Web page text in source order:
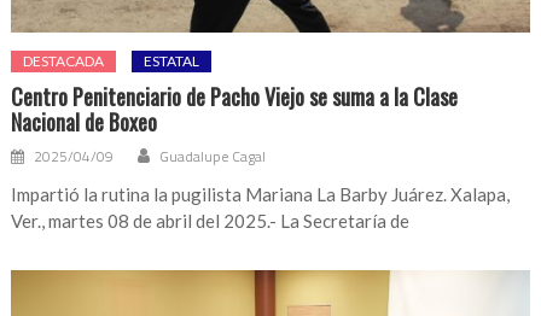
DESTACADA ESTATAL
Centro Penitenciario de Pacho Viejo se suma a la Clase
Nacional de Boxeo
2025/04/09 Guadalupe Cagal
Impartió la rutina la pugilista Mariana La Barby Juárez. Xalapa,
Ver., martes 08 de abril del 2025.- La Secretaría de